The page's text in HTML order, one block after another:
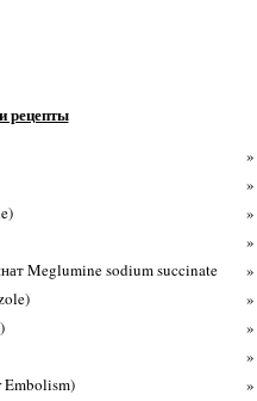
рецепты
Meglumine sodium succinate
»
»
»
»
»
»
»
»
»